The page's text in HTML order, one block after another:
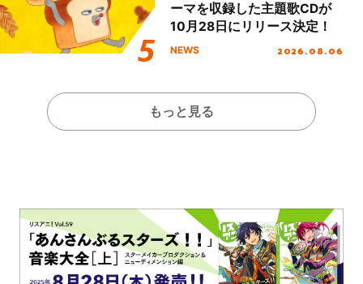
ーマを収録した主題歌CDが
10月28日にリリース決定！
NEWS 2026.08.06
もっと見る